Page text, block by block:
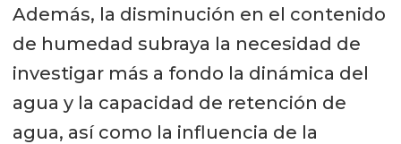
Además, la disminución en el contenido
de humedad subraya la necesidad de
investigar más a fondo la dinámica del
agua y la capacidad de retención de
agua, así como la influencia de la